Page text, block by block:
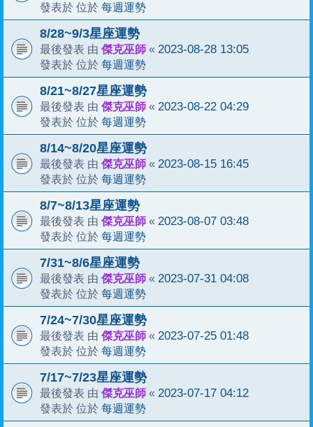
發表於 位於 每週運勢
8/28~9/3星座運勢
最後發表 由 傑克巫師 « 2023-08-28 13:05
發表於 位於 每週運勢
8/21~8/27星座運勢
最後發表 由 傑克巫師 « 2023-08-22 04:29
發表於 位於 每週運勢
8/14~8/20星座運勢
最後發表 由 傑克巫師 « 2023-08-15 16:45
發表於 位於 每週運勢
8/7~8/13星座運勢
最後發表 由 傑克巫師 « 2023-08-07 03:48
發表於 位於 每週運勢
7/31~8/6星座運勢
最後發表 由 傑克巫師 « 2023-07-31 04:08
發表於 位於 每週運勢
7/24~7/30星座運勢
最後發表 由 傑克巫師 « 2023-07-25 01:48
發表於 位於 每週運勢
7/17~7/23星座運勢
最後發表 由 傑克巫師 « 2023-07-17 04:12
發表於 位於 每週運勢